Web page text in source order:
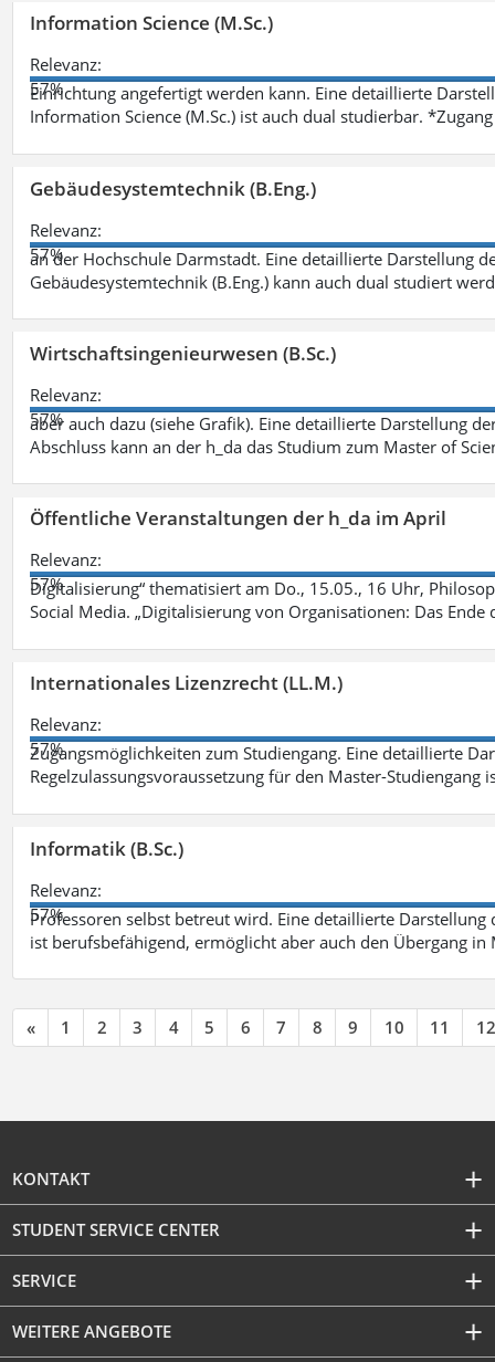
Information Science (M.Sc.)
Relevanz:
57%
Einrichtung angefertigt werden kann. Eine detaillierte
Information Science (M.Sc.) ist auch dual studierbar.
Gebäudesystemtechnik (B.Eng.)
Relevanz:
57%
an der Hochschule Darmstadt. Eine detaillierte Darstellung
Gebäudesystemtechnik (B.Eng.) kann auch dual studiert
Wirtschaftsingenieurwesen (B.Sc.)
Relevanz:
57%
aber auch dazu (siehe Grafik). Eine detaillierte Darstellung
Abschluss kann an der h_da das Studium zum Master of
Öffentliche Veranstaltungen der h_da im April
Relevanz:
57%
Digitalisierung“ thematisiert am Do., 15.05., 16 Uhr,
Social Media. „Digitalisierung von Organisationen: Das Ende
Internationales Lizenzrecht (LL.M.)
Relevanz:
57%
Zugangsmöglichkeiten zum Studiengang. Eine detaillierte
Regelzulassungsvoraussetzung für den Master-
Informatik (B.Sc.)
Relevanz:
57%
Professoren selbst betreut wird. Eine detaillierte
ist berufsbefähigend, ermöglicht aber auch den Übergang in
« 1 2 3 4 5 6 7 8 9 10 11 12
KONTAKT
STUDENT SERVICE CENTER
SERVICE
WEITERE ANGEBOTE